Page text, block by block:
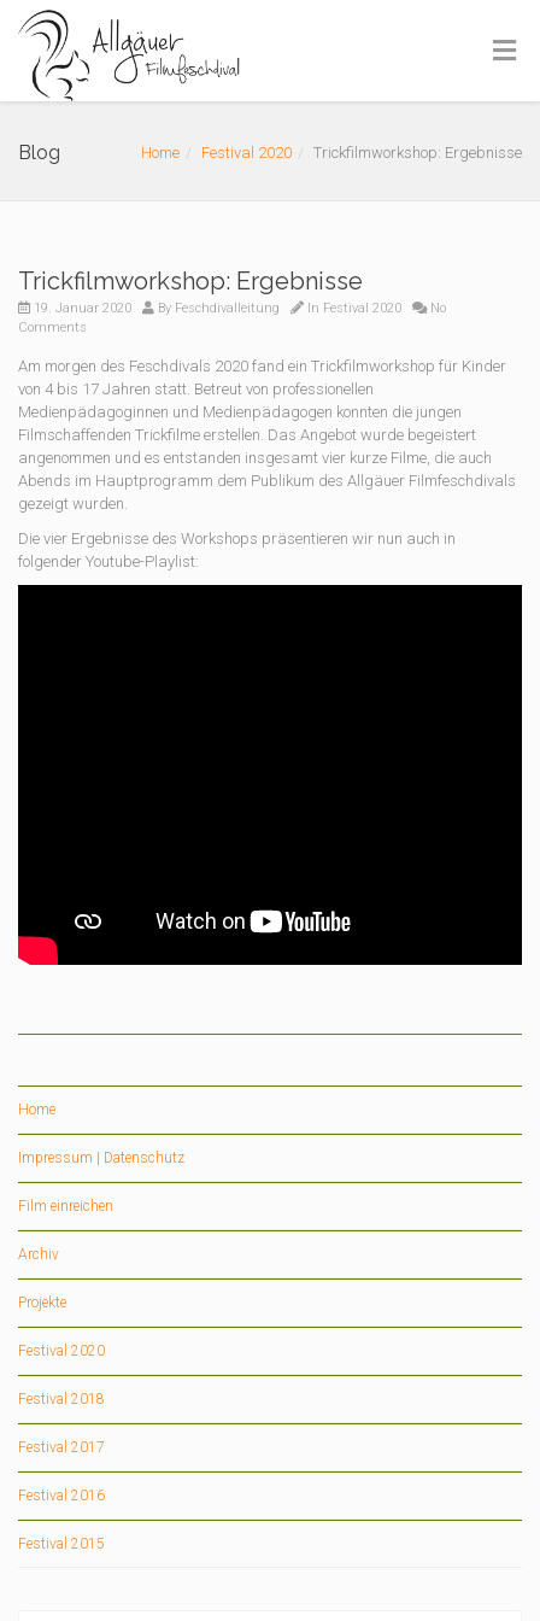
Blog Home Festival 2020 Trickfilmworkshop: Ergebnisse
Trickfilmworkshop: Ergebnisse
19. Januar 2020 By Feschdivalleitung In Festival 2020
No
Comments
Am morgen des Feschdivals 2020 fand ein Trickfilmworkshop für Kinder
von 4 bis 17 Jahren statt. Betreut von professionellen
Medienpädagoginnen und Medienpädagogen konnten die jungen
Filmschaffenden Trickfilme erstellen. Das Angebot wurde begeistert
angenommen und es entstanden insgesamt vier kurze Filme, die auch
Abends im Hauptprogramm dem Publikum des Allgäuer Filmfeschdivals
gezeigt wurden.
Die vier Ergebnisse des Workshops präsentieren wir nun auch in
folgender Youtube-Playlist:
Home
Impressum | Datenschutz
Film einreichen
Archiv
Projekte
Festival 2020
Festival 2018
Festival 2017
Festival 2016
Festival 2015